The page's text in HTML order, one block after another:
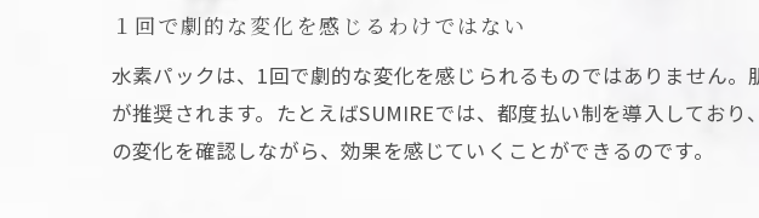
１回で劇的な変化を感じるわけではない
水素パックは、1回で劇的な変化を感じられるものではありません
が推奨されます。たとえばSUMIREでは、都度払い制を導入してお
の変化を確認しながら、効果を感じていくことができるのです。